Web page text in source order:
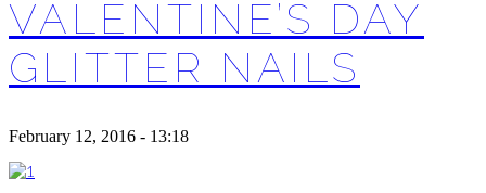
VALENTINE’S DAY
GLITTER NAILS
February 12, 2016 - 13:18